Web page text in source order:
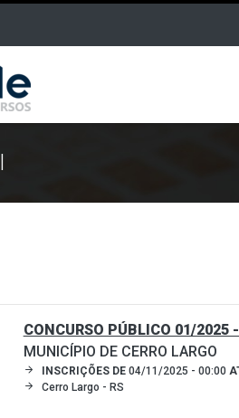
CONCURSO PÚBLICO 01/2025
MUNICÍPIO DE CERRO LARGO
INSCRIÇÕES DE04/11/2025 - 00:00
Cerro Largo - RS